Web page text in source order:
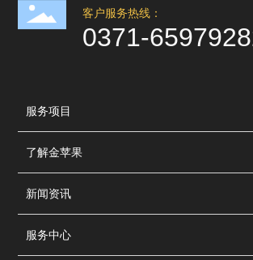
客户服务热线：
0371-
服务项目
了解金苹果
新闻资讯
服务中心